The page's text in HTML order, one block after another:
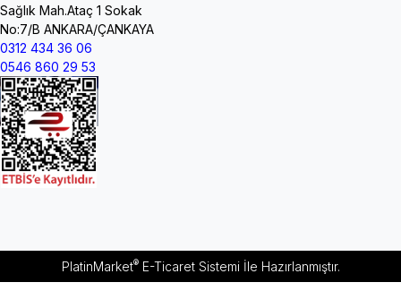
Sağlık Mah.Ataç 1 Sokak
No:7/B ANKARA/ÇANKAYA
0312 434 36 06
0546 860 29 53
PlatinMarket®E-Ticaret Sistemiİle Hazırlanmıştır.